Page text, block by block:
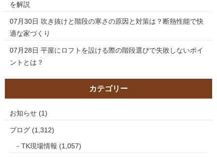
を解説
07月30日 吹き抜けと階段の寒さの原因と対策は？断熱性能で快
適な家づくり
07月28日 平屋にロフトを設ける際の階段選びで失敗しないポイ
ントとは？
カテゴリー
お知らせ (1)
ブログ (1,312)
TK現場情報 (1,057)